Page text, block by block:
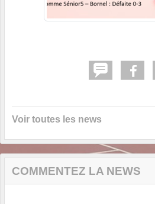
Voir toutes les news
COMMENTEZ LA NEWS